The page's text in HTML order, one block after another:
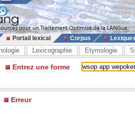
Portail lexical Corpus
Lexicographie Etymologie
Entrez une forme
Erreur